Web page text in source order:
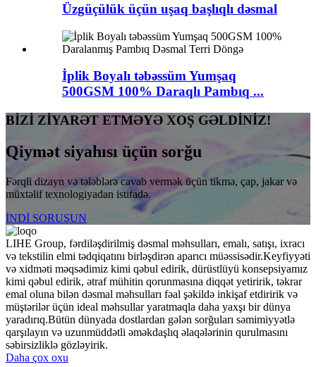
Üzgüçülük üçün uşaq başlıqlı dəsmal
İplik Boyalı təbəssüm Yumşaq
500GSM 100% Daraqlı Pambıq ...
BİZİ ZİYARƏT ETMƏYƏ XOŞ GƏLDİNİZ!
Qiymət siyahısı üçün sorğu
Fərqli dizayn və tələblərə cavab vermək üçün tikmə, çap, jakar və
müxtəlif texnologiyadan istifadə.
İNDİ SORUŞUN
LIHE Group, fərdiləşdirilmiş dəsmal məhsulları, emalı, satışı, ixracı
və tekstilin elmi tədqiqatını birləşdirən aparıcı müəssisədir.Keyfiyyəti
və xidməti məqsədimiz kimi qəbul edirik, dürüstlüyü konsepsiyamız
kimi qəbul edirik, ətraf mühitin qorunmasına diqqət yetiririk, təkrar
emal oluna bilən dəsmal məhsulları fəal şəkildə inkişaf etdiririk və
müştərilər üçün ideal məhsullar yaratmaqla daha yaxşı bir dünya
yaradırıq.Bütün dünyada dostlardan gələn sorğuları səmimiyyətlə
qarşılayın və uzunmüddətli əməkdaşlıq əlaqələrinin qurulmasını
səbirsizliklə gözləyirik.
Daha çox oxu